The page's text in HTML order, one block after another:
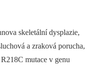
skeletální dysplazie,
a zraková porucha,
mutace v genu